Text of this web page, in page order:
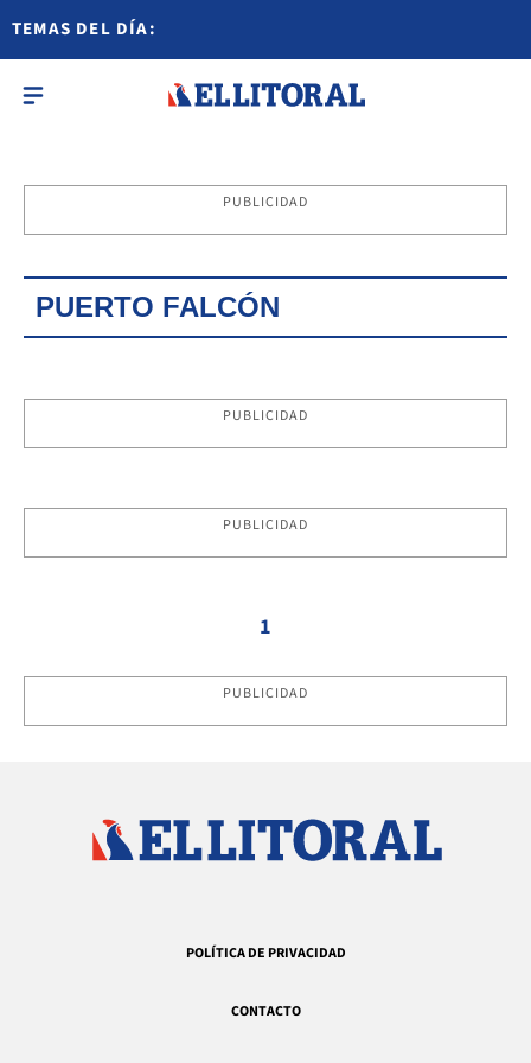
TEMAS DEL DÍA:
PUBLICIDAD
PUERTO FALCÓN
PUBLICIDAD
PUBLICIDAD
1
PUBLICIDAD
POLÍTICA DE PRIVACIDAD
CONTACTO